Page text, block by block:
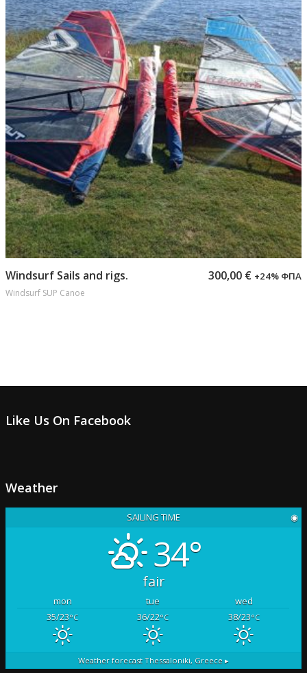
Προσθήκη στο καλάθι
Windsurf Sails and rigs.
Windsurf SUP Canoe
300,00 € +24% ΦΠΑ
Like Us On Facebook
Weather
SAILING TIME ◉
34°
fair
mon tue
wed
35/23°C 36/22°C 38/23°C
Weather forecast Thessaloniki, Greece ▸